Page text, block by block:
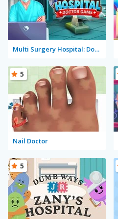
Multi Surgery Hospital: Doctor Game
Nail Doctor
5
5